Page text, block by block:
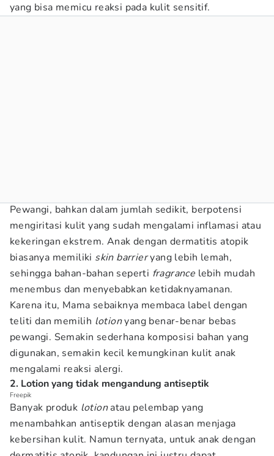
yang bisa memicu reaksi pada kulit sensitif.
Pewangi, bahkan dalam jumlah sedikit, berpotensi
mengiritasi kulit yang sudah mengalami inflamasi atau
kekeringan ekstrem. Anak dengan dermatitis atopik
biasanya memiliki skin barrieryang lebih lemah,
sehingga bahan-bahan seperti fragrance lebih mudah
menembus dan menyebabkan ketidaknyamanan.
Karena itu, Mama sebaiknya membaca label dengan
teliti dan memilih lotionyang benar-benar bebas
pewangi. Semakin sederhana komposisi bahan yang
digunakan, semakin kecil kemungkinan kulit anak
mengalami reaksi alergi.
2. Lotion yang tidak mengandung antiseptik
Freepik
Banyak produk lotionatau pelembap yang
menambahkan antiseptik dengan alasan menjaga
kebersihan kulit. Namun ternyata, untuk anak dengan